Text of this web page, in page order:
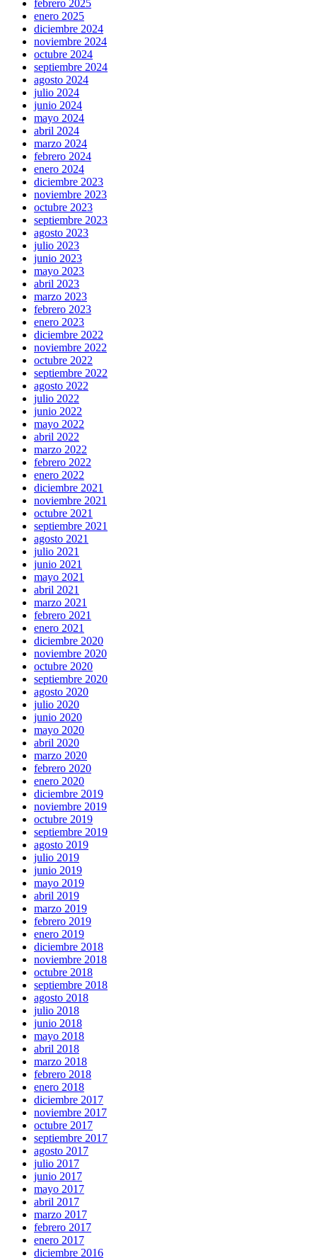
febrero 2025
enero 2025
diciembre 2024
noviembre 2024
octubre 2024
septiembre 2024
agosto 2024
julio 2024
junio 2024
mayo 2024
abril 2024
marzo 2024
febrero 2024
enero 2024
diciembre 2023
noviembre 2023
octubre 2023
septiembre 2023
agosto 2023
julio 2023
junio 2023
mayo 2023
abril 2023
marzo 2023
febrero 2023
enero 2023
diciembre 2022
noviembre 2022
octubre 2022
septiembre 2022
agosto 2022
julio 2022
junio 2022
mayo 2022
abril 2022
marzo 2022
febrero 2022
enero 2022
diciembre 2021
noviembre 2021
octubre 2021
septiembre 2021
agosto 2021
julio 2021
junio 2021
mayo 2021
abril 2021
marzo 2021
febrero 2021
enero 2021
diciembre 2020
noviembre 2020
octubre 2020
septiembre 2020
agosto 2020
julio 2020
junio 2020
mayo 2020
abril 2020
marzo 2020
febrero 2020
enero 2020
diciembre 2019
noviembre 2019
octubre 2019
septiembre 2019
agosto 2019
julio 2019
junio 2019
mayo 2019
abril 2019
marzo 2019
febrero 2019
enero 2019
diciembre 2018
noviembre 2018
octubre 2018
septiembre 2018
agosto 2018
julio 2018
junio 2018
mayo 2018
abril 2018
marzo 2018
febrero 2018
enero 2018
diciembre 2017
noviembre 2017
octubre 2017
septiembre 2017
agosto 2017
julio 2017
junio 2017
mayo 2017
abril 2017
marzo 2017
febrero 2017
enero 2017
diciembre 2016